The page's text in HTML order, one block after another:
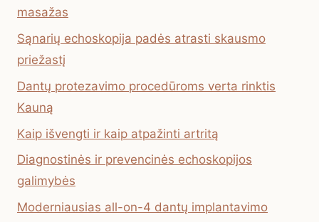
masažas
Sąnarių echoskopija padės atrasti skausmo
priežastį
Dantų protezavimo procedūroms verta rinktis
Kauną
Kaip išvengti ir kaip atpažinti artritą
Diagnostinės ir prevencinės echoskopijos
galimybės
Moderniausias all-on-4 dantų implantavimo